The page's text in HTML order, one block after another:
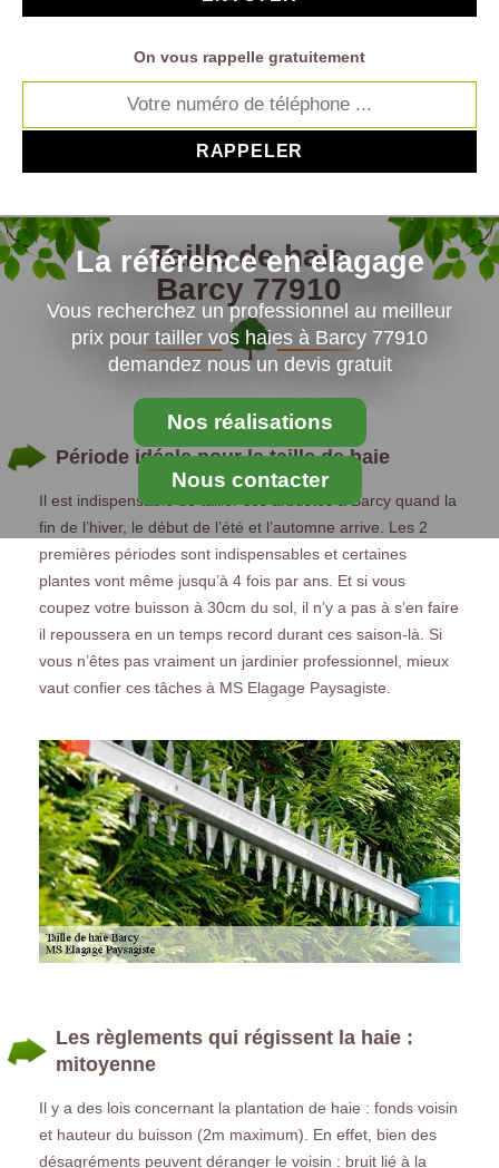
La référence en elagage
Vous recherchez un professionnel au meilleur
prix pour tailler vos haies à Barcy 77910
demandez nous un devis gratuit
Nos réalisations
Nous contacter
On vous rappelle gratuitement
Taille de haie
Barcy 77910
Période idéale pour la taille de haie
Il est indispensable de tailler ses arbustes à Barcy quand la
fin de l’hiver, le début de l’été et l’automne arrive. Les 2
premières périodes sont indispensables et certaines
plantes vont même jusqu’à 4 fois par ans. Et si vous
coupez votre buisson à 30cm du sol, il n’y a pas à s’en faire
il repoussera en un temps record durant ces saison-là. Si
vous n’êtes pas vraiment un jardinier professionnel, mieux
vaut confier ces tâches à MS Elagage Paysagiste.
Les règlements qui régissent la haie :
mitoyenne
Il y a des lois concernant la plantation de haie : fonds voisin
et hauteur du buisson (2m maximum). En effet, bien des
désagréments peuvent déranger le voisin : bruit lié à la